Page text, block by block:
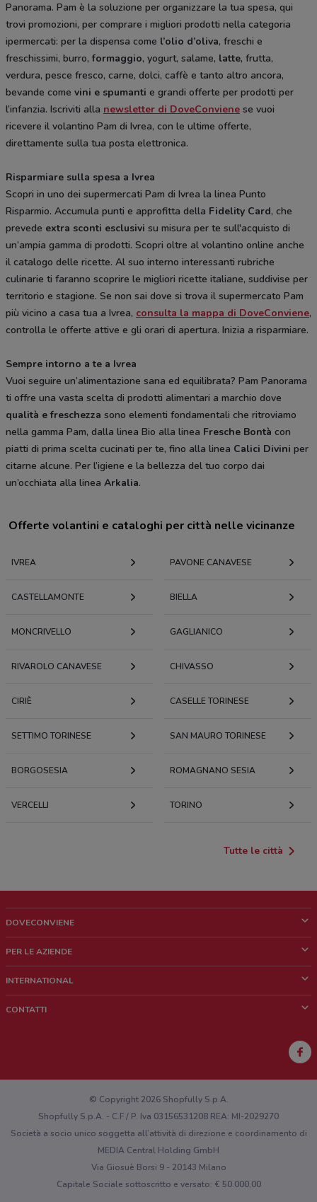
Panorama. Pam è la soluzione per organizzare la tua spesa, qui
trovi promozioni, per comprare i migliori prodotti nella categoria
ipermercati: per la dispensa come l’olio d’oliva, freschi e
freschissimi, burro,formaggio, yogurt, salame, latte, frutta,
verdura, pesce fresco, carne, dolci, caffè e tanto altro ancora,
bevande come vini e spumanti e grandi offerte per prodotti per
l’infanzia. Iscriviti alla newsletter di DoveConviene se vuoi
ricevere il volantino Pam di Ivrea, con le ultime offerte,
direttamente sulla tua posta elettronica.
Risparmiare sulla spesa a Ivrea
Scopri in uno dei supermercati Pam di Ivrea la linea Punto
Risparmio. Accumula punti e approfitta della Fidelity Card, che
prevede extra sconti esclusivi su misura per te sull'acquisto di
un’ampia gamma di prodotti. Scopri oltre al volantino online anche
il catalogo delle ricette. Al suo interno interessanti rubriche
culinarie ti faranno scoprire le migliori ricette italiane, suddivise per
territorio e stagione. Se non sai dove si trova il supermercato Pam
più vicino a casa tua a Ivrea, consulta la mappa di DoveConviene,
controlla le offerte attive e gli orari di apertura. Inizia a risparmiare.
Sempre intorno a te a Ivrea
Vuoi seguire un’alimentazione sana ed equilibrata? Pam Panorama
ti offre una vasta scelta di prodotti alimentari a marchio dove
qualità e freschezza sono elementi fondamentali che ritroviamo
nella gamma Pam, dalla linea Bio alla linea Fresche Bontà con
piatti di prima scelta cucinati per te, fino alla linea Calici Divini per
citarne alcune. Per l’igiene e la bellezza del tuo corpo dai
un’occhiata alla linea Arkalia.
Offerte volantini e cataloghi per città nelle vicinanze
IVREA PAVONE CANAVESE
CASTELLAMONTE BIELLA
MONCRIVELLO GAGLIANICO
RIVAROLO CANAVESE CHIVASSO
CIRIÈ CASELLE TORINESE
SETTIMO TORINESE SAN MAURO TORINESE
BORGOSESIA ROMAGNANO SESIA
VERCELLI TORINO
Tutte le città
DOVECONVIENE
Chi siamo
Lavora con noi
PER LE AZIENDE
Richieste commerciali e marketing
INTERNATIONAL
CONTATTI
Hai un malfunzionamento sul web o sull'app?
© Copyright 2026 Shopfully S.p.A.
Shopfully S.p.A. - C.F / P. Iva 03156531208 REA: MI-2029270
Società a socio unico soggetta all’attività di direzione e coordinamento di
MEDIA Central Holding GmbH
Via Giosuè Borsi 9 - 20143 Milano
Capitale Sociale sottoscritto e versato: € 50.000,00